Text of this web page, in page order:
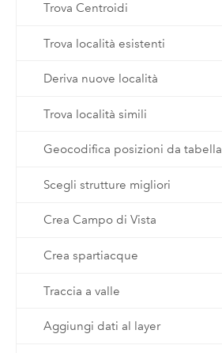
Trova Centroidi
Trova località esistenti
Deriva nuove località
Trova località simili
Geocodifica posizioni da tabella
Scegli strutture migliori
Crea Campo di Vista
Crea spartiacque
Traccia a valle
Aggiungi dati al layer